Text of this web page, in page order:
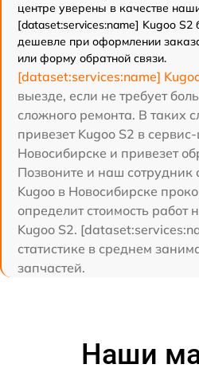
центре уверены в качестве
[dataset:services:name] Kugoo S2
дешевле при оформлении
или форму обратной связи.
[dataset:services:name]
выезде, если не требует
сложного ремонта. В таких
привезет Kugoo S2 в
Новосибирске и привезет
Позвоните и наш сотрудник
Kugoo в Новосибирске
определит стоимость работ
Kugoo S2.
статистике в среднем
запчастей.
Наши